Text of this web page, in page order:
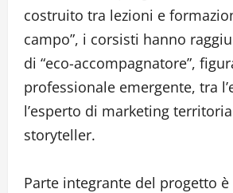
costruito tra lezioni e
campo”, i corsisti hanno
di “eco-accompagnatore”,
professionale emergente, tra
l’esperto di marketing
storyteller.
Parte integrante del progetto